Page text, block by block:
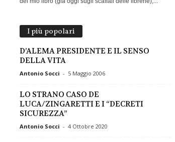
I più popolari
D’ALEMA PRESIDENTE E IL SENSO
DELLA VITA
Antonio Socci - 5 Maggio 2006
LO STRANO CASO DE
LUCA/ZINGARETTI E I “DECRETI
SICUREZZA”
Antonio Socci - 4 Ottobre 2020